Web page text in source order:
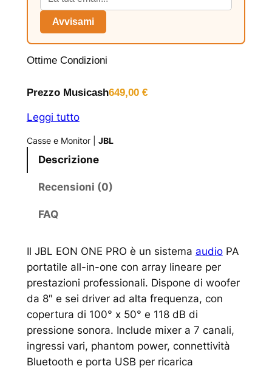
Avvisami
Ottime Condizioni
Prezzo Musicash649,00 €
Leggi tutto
Casse e Monitor| JBL
Descrizione
Recensioni (0)
FAQ
Il JBL EON ONE PRO è un sistema audioPA
portatile all-in-one con array lineare per
prestazioni professionali. Dispone di woofer
da 8″ e sei driver ad alta frequenza, con
copertura di 100° x 50° e 118 dB di
pressione sonora. Include mixer a 7 canali,
ingressi vari, phantom power, connettività
Bluetooth e porta USB per ricarica